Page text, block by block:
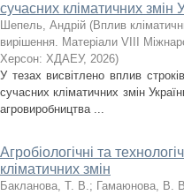
сучасних кліматичних змін
Шепель, Андрій (Вплив
вирішення. Матеріали VIII
Херсон: ХДАЕУ, 2026)
У тезах висвітлено вплив
сучасних кліматичних змін
агровиробництва ...
Агробіологічні та
кліматичних змін
Бакланова, Т. В.; Гамаюнова, В.